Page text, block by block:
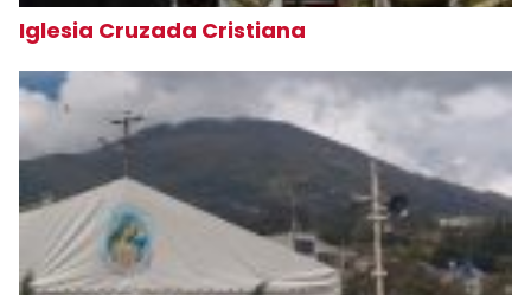
Iglesia Cruzada Cristiana